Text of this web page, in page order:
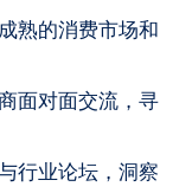
熟的消费市场和
面对面交流，寻
行业论坛，洞察